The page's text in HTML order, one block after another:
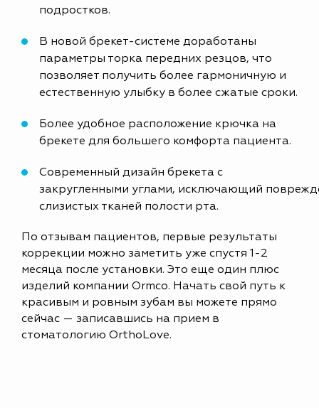
подростков.
В новой брекет-системе доработаны
параметры торка передних резцов, что
позволяет получить более гармоничную и
естественную улыбку в более сжатые сроки.
Более удобное расположение крючка на
брекете для большего комфорта пациента.
Современный дизайн брекета с
закругленными углами, исключающий
слизистых тканей полости рта.
По отзывам пациентов, первые результаты
коррекции можно заметить уже спустя 1-2
месяца после установки. Это еще один плюс
изделий компании Ormco. Начать свой путь к
красивым и ровным зубам вы можете прямо
сейчас — записавшись на прием в
стоматологию OrthoLove.